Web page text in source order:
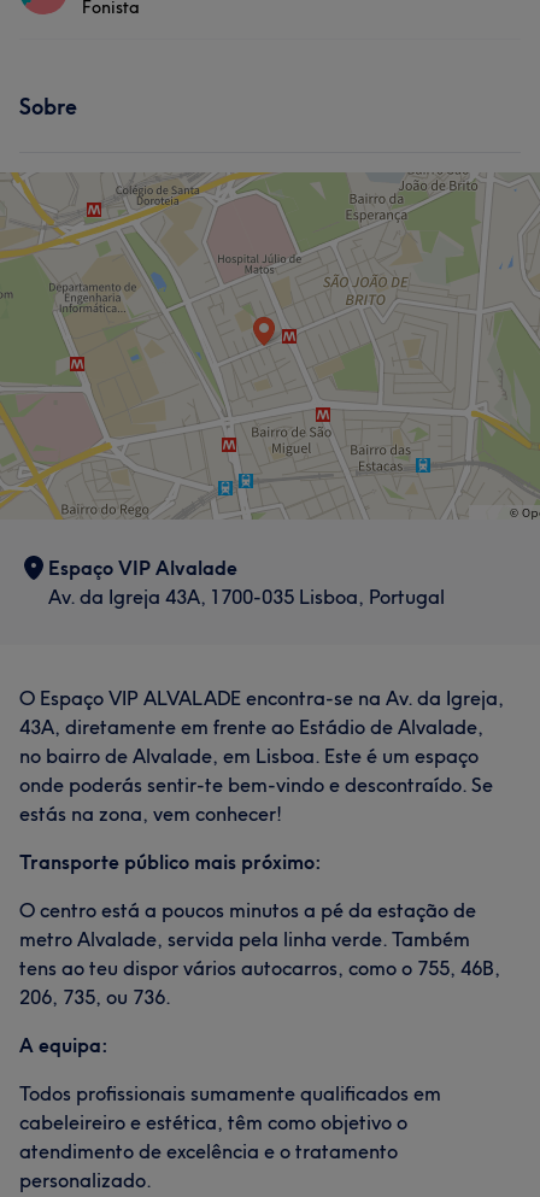
O que os teus clientes dizem sobre Josy
Efficient 7 Good attention to detail
Fonista
Cabeleireiro e Salão de Cabeleireiro
Sobre
Espaço VIP Alvalade
Av. da Igreja 43A, 1700-035 Lisboa, Portugal
O Espaço VIP ALVALADE encontra-se na Av. da Igreja,
43A, diretamente em frente ao Estádio de Alvalade,
no bairro de Alvalade, em Lisboa. Este é um espaço
onde poderás sentir-te bem-vindo e descontraído. Se
estás na zona, vem conhecer!
Transporte público mais próximo:
O centro está a poucos minutos a pé da estação de
metro Alvalade, servida pela linha verde. Também
tens ao teu dispor vários autocarros, como o 755, 46B,
206, 735, ou 736.
A equipa:
Todos profissionais sumamente qualificados em
cabeleireiro e estética, têm como objetivo o
atendimento de excelência e o tratamento
personalizado.